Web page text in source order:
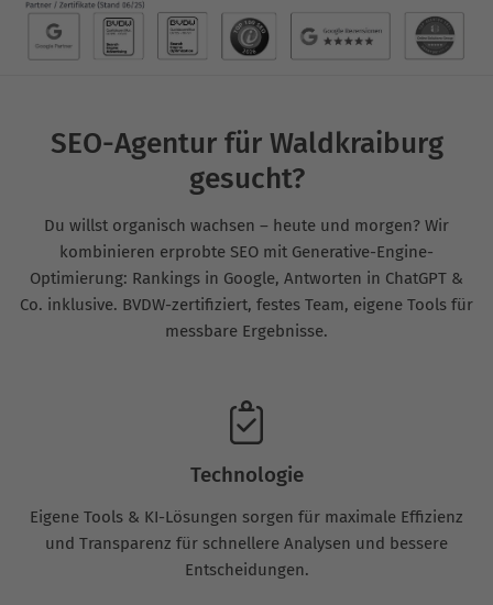
SEO-Agentur für Waldkraiburg
gesucht?
Du willst organisch wachsen – heute und morgen? Wir
kombinieren erprobte SEO mit Generative-Engine-
Optimierung: Rankings in Google, Antworten in ChatGPT &
Co. inklusive. BVDW-zertifiziert, festes Team, eigene Tools für
messbare Ergebnisse.
Technologie
Eigene Tools & KI-Lösungen sorgen für maximale Effizienz
und Transparenz für schnellere Analysen und bessere
Entscheidungen.